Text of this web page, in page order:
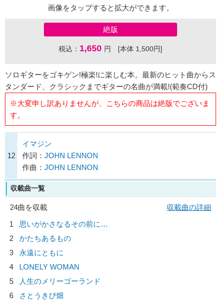
画像をタップすると拡大ができます。
絶版
税込： 1,650 円 [本体 1,500円]
ソロギターをゴキゲン!極楽!に楽しむ本。最新のヒット曲からス
タンダード、クラシックまでギターの名曲が満載!(範奏CD付)
※大変申し訳ありませんが、こちらの商品は絶版でございま
す。
12
イマジン
作詞： JOHN LENNON
作曲： JOHN LENNON
収載曲一覧
24曲を収載
収載曲の詳細
1
思いがかさなるその前に…
2
かたちあるもの
3
永遠にともに
4
LONELY WOMAN
5
人生のメリーゴーランド
6
さとうきび畑